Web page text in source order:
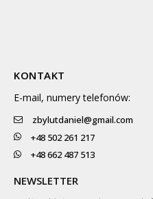
KONTAKT
E-mail, numery telefonów:
zbylutdaniel@gmail.com
+48 502 261 217
+48 662 487 513
NEWSLETTER